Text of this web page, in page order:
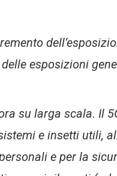
esposizioni
su larga scala. Il
e insetti utili,
e per la